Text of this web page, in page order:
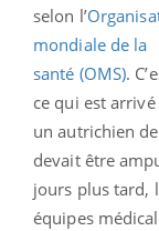
selon l’
mondiale de la
santé (OMS).
ce qui est arrivé
un autrichien
devait être
jours plus tard,
équipes